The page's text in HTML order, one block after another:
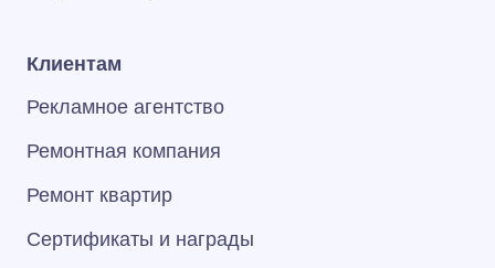
Клиентам
Рекламное агентство
Ремонтная компания
Ремонт квартир
Сертификаты и награды